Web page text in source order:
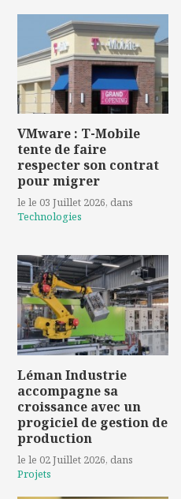
VMware : T-Mobile
tente de faire
respecter son contrat
pour migrer
le le 03 Juillet 2026, dans
Technologies
Léman Industrie
accompagne sa
croissance avec un
progiciel de gestion de
production
le le 02 Juillet 2026, dans
Projets